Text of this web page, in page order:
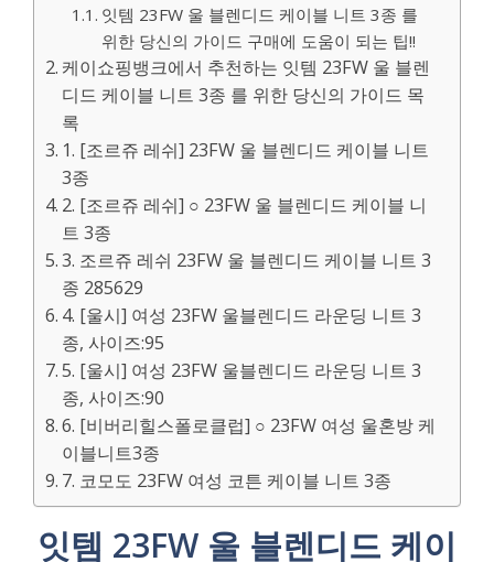
잇템 23FW 울 블렌디드 케이블 니트 3종 를
위한 당신의 가이드 구매에 도움이 되는 팁!!
케이쇼핑뱅크에서 추천하는 잇템 23FW 울 블렌
디드 케이블 니트 3종 를 위한 당신의 가이드 목
록
1. [조르쥬 레쉬] 23FW 울 블렌디드 케이블 니트
3종
2. [조르쥬 레쉬] ○ 23FW 울 블렌디드 케이블 니
트 3종
3. 조르쥬 레쉬 23FW 울 블렌디드 케이블 니트 3
종 285629
4. [울시] 여성 23FW 울블렌디드 라운딩 니트 3
종, 사이즈:95
5. [울시] 여성 23FW 울블렌디드 라운딩 니트 3
종, 사이즈:90
6. [비버리힐스폴로클럽] ○ 23FW 여성 울혼방 케
이블니트3종
7. 코모도 23FW 여성 코튼 케이블 니트 3종
잇템 23FW 울 블렌디드 케이